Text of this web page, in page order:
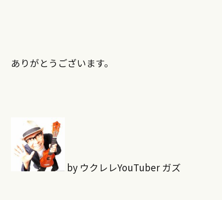
ありがとうございます。
by ウクレレYouTuber ガズ